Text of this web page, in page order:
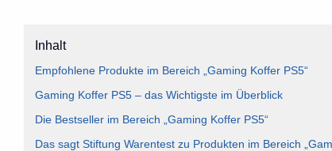
Inhalt
Empfohlene Produkte im Bereich „Gaming Koffer PS5“
Gaming Koffer PS5 – das Wichtigste im Überblick
Die Bestseller im Bereich „Gaming Koffer PS5“
Das sagt Stiftung Warentest zu Produkten im Bereich